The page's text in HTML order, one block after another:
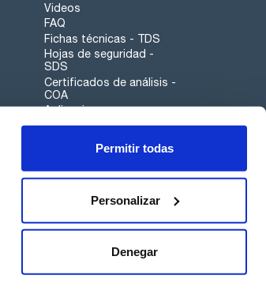
Permitir todas
Personalizar
Denegar
Videos
FAQ
Fichas técnicas - TDS
Hojas de seguridad -
SDS
Certificados de análisis -
COA
Aplicaciones
Tabla Periódica
Canal de denuncias